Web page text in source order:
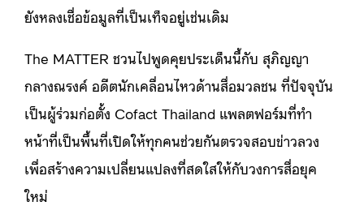
ยังหลงเชื่อข้อมูลที่เป็นเท็จอยู่เช่นเดิม
The MATTER ชวนไปพูดคุยประเด็นนี้กับ สุภิญญา
กลางณรงค์ อดีตนักเคลื่อนไหวด้านสื่อมวลชน ที่ปัจจุบัน
เป็นผู้ร่วมก่อตั้ง Cofact Thailand แพลตฟอร์มที่ทำ
หน้าที่เป็นพื้นที่เปิดให้ทุกคนช่วยกันตรวจสอบข่าวลวง
เพื่อสร้างความเปลี่ยนแปลงที่สดใสให้กับวงการสื่อยุค
ใหม่